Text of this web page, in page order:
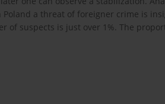
a threat of foreigner crime is
of suspects is just over 1%. The